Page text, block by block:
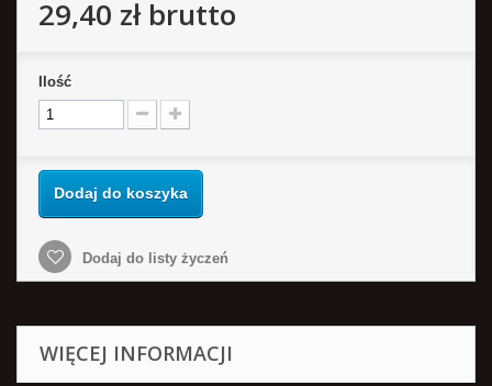
29,40 złbrutto
Ilość
Dodaj do koszyka
Dodaj do listy życzeń
WIĘCEJ INFORMACJI